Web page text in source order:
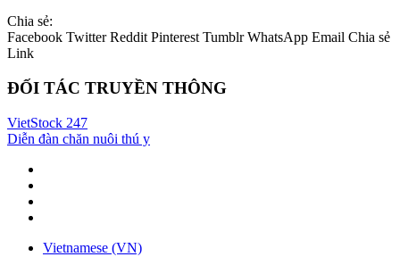
Chia sẻ:
Facebook Twitter Reddit Pinterest Tumblr WhatsApp Email Chia sẻ
Link
ĐỐI TÁC TRUYỀN THÔNG
VietStock 247
Diễn đàn chăn nuôi thú y
Vietnamese (VN)